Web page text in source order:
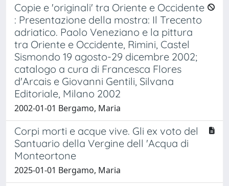
Copie e 'originali' tra Oriente e Occidente
: Presentazione della mostra: Il Trecento
adriatico. Paolo Veneziano e la pittura
tra Oriente e Occidente, Rimini, Castel
Sismondo 19 agosto-29 dicembre 2002;
catalogo a cura di Francesca Flores
d'Arcais e Giovanni Gentili, Silvana
Editoriale, Milano 2002
2002-01-01 Bergamo, Maria
Corpi morti e acque vive. Gli ex voto del
Santuario della Vergine dell 'Acqua di
Monteortone
2025-01-01 Bergamo, Maria